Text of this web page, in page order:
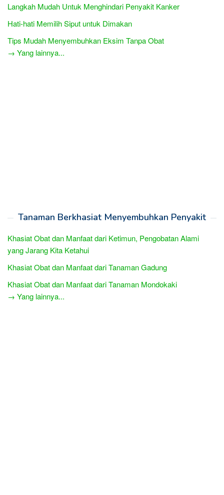
Langkah Mudah Untuk Menghindari Penyakit Kanker
Hati-hati Memilih Siput untuk Dimakan
Tips Mudah Menyembuhkan Eksim Tanpa Obat
→ Yang lainnya...
Tanaman Berkhasiat Menyembuhkan Penyakit
Khasiat Obat dan Manfaat dari Ketimun, Pengobatan Alami
yang Jarang Kita Ketahui
Khasiat Obat dan Manfaat dari Tanaman Gadung
Khasiat Obat dan Manfaat dari Tanaman Mondokaki
→ Yang lainnya...